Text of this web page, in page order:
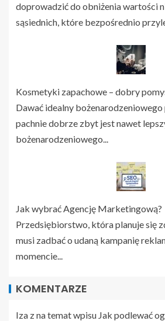
doprowadzić do obniżenia wartości
sąsiednich, które bezpośrednio
Kosmetyki zapachowe – dobry
Dawać idealny
pachnie dobrze zbyt jest nawet
bożenarodzeniowego...
Jak wybrać Agencję Marketingową?
Przedsiębiorstwo, która planuje się
musi zadbać o udaną kampanię
momencie...
KOMENTARZE
Iza z na temat wpisu Jak podlewać